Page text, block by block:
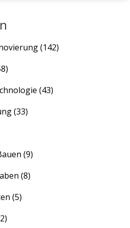
(142)
(43)
(33)
(9)
(8)
(5)